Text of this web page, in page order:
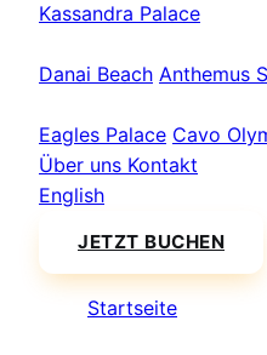
Kassandra Palace
Danai Beach Anthemus
Eagles Palace Cavo
Über uns Kontakt
English
JETZT BUCHEN
Startseite